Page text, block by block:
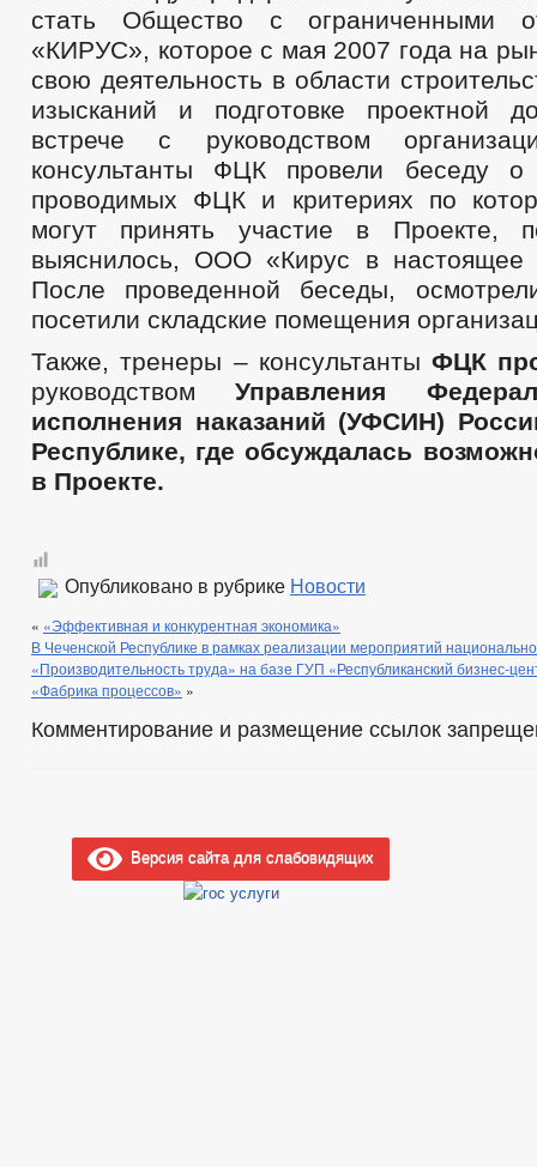
стать Общество с ограниченными
«КИРУС», которое с мая 2007 года на
свою деятельность в области
изысканий и подготовке проектной
встрече с руководством
консультанты ФЦК провели беседу
проводимых ФЦК и критериях по
могут принять участие в Проекте,
выяснилось, ООО «Кирус в настоящее
После проведенной беседы,
посетили складские помещения
Также, тренеры – консультанты ФЦК
руководством Управления
исполнения наказаний (УФСИН)
Республике, где обсуждалась
в Проекте.
Опубликовано в рубрике Новости
« «Эффективная и конкурентная экономика»
В Чеченской Республике в рамках реализации мероприятий
«Производительность труда» на базе ГУП «Республиканский бизнес-
«Фабрика процессов» »
Комментирование и размещение ссылок
Версия сайта для слабовидящих